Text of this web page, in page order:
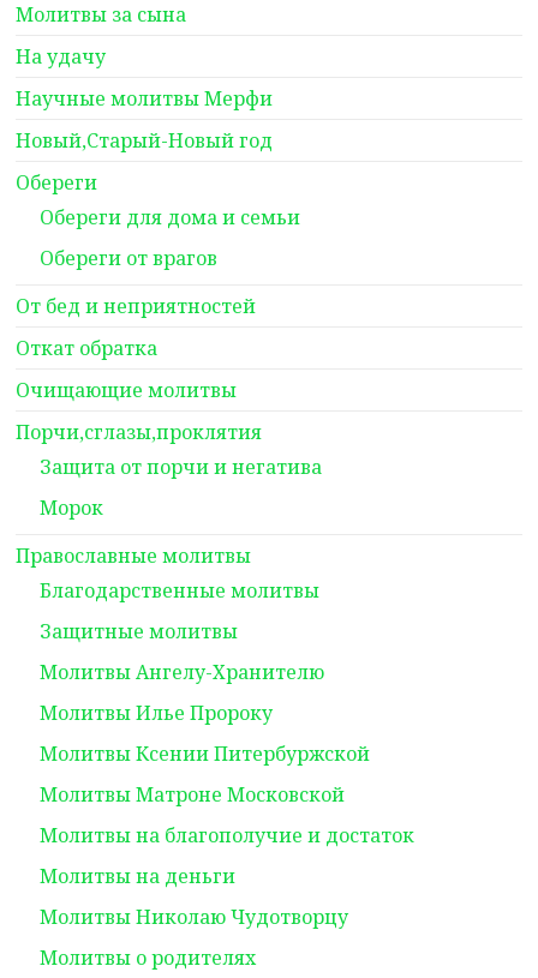
Молитвы за сына
На удачу
Научные молитвы Мерфи
Новый,Старый-Новый год
Обереги
Обереги для дома и семьи
Обереги от врагов
От бед и неприятностей
Откат обратка
Очищающие молитвы
Порчи,сглазы,проклятия
Защита от порчи и негатива
Морок
Православные молитвы
Благодарственные молитвы
Защитные молитвы
Молитвы Ангелу-Хранителю
Молитвы Илье Пророку
Молитвы Ксении Питербуржской
Молитвы Матроне Московской
Молитвы на благополучие и достаток
Молитвы на деньги
Молитвы Николаю Чудотворцу
Молитвы о родителях